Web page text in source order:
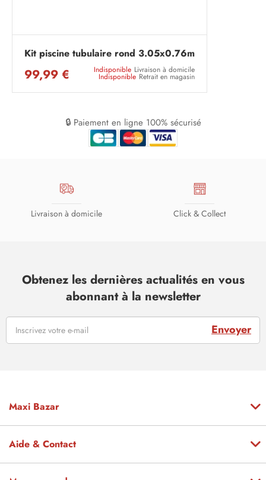
Kit piscine tubulaire rond 3.05x0.76m
99,99 € Indisponible Livraison à domicile
Indisponible Retrait en magasin
🔒 Paiement en ligne 100% sécurisé
Livraison à domicile Click & Collect
Obtenez les dernières actualités en vous
abonnant à la newsletter
Envoyer
Maxi Bazar
Aide & Contact